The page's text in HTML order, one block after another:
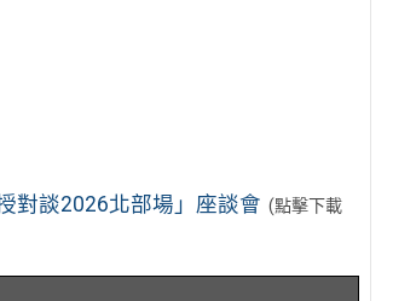
對談2026北部場」座談會 (點擊下載